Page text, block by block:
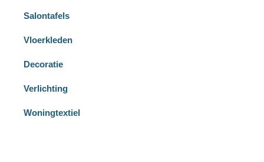
Salontafels
Vloerkleden
Decoratie
Verlichting
Woningtextiel